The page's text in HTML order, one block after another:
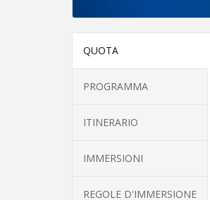
QUOTA
PROGRAMMA
ITINERARIO
IMMERSIONI
REGOLE D'IMMERSIONE